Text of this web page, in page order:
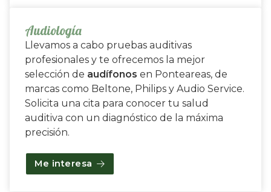
Audiología
Llevamos a cabo pruebas auditivas
profesionales y te ofrecemos la mejor
selección de audífonos en Ponteareas, de
marcas como Beltone, Philips y Audio Service.
Solicita una cita para conocer tu salud
auditiva con un diagnóstico de la máxima
precisión.
Me interesa